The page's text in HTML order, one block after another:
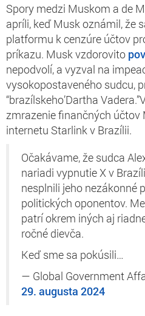
Spory medzi Muskom a de
apríli, keď Musk oznámil, že
platformu k cenzúre účtov
príkazu. Musk vzdorovito
nepodvolí, a vyzval na
vysokopostaveného sudcu,
“brazílskeho’Dartha
zmrazenie finančných účtov
internetu Starlink v Brazílii.
Očakávame, že sudca
nariadi vypnutie X v
nesplnili jeho nezákonné
politických oponentov.
patrí okrem iných aj
ročné dievča.
Keď sme sa pokúsili…
— Global Government
29. augusta 2024